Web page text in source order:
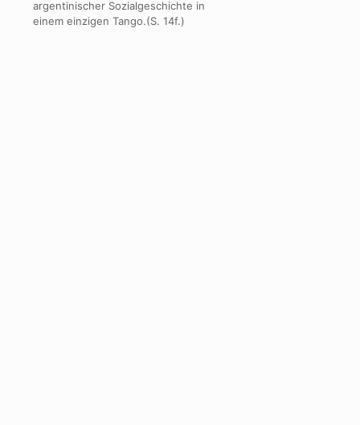
argentinischer Sozialgeschichte in
einem einzigen Tango.(S. 14f.)